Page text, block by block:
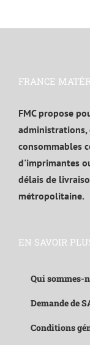
FRANCE
FMC propose
administrations,
consommables
d'imprimantes
délais de
métropolitaine.
EN SAVOIR
Qui sommes-
Demande de
Conditions